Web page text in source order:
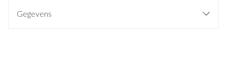
Gegevens